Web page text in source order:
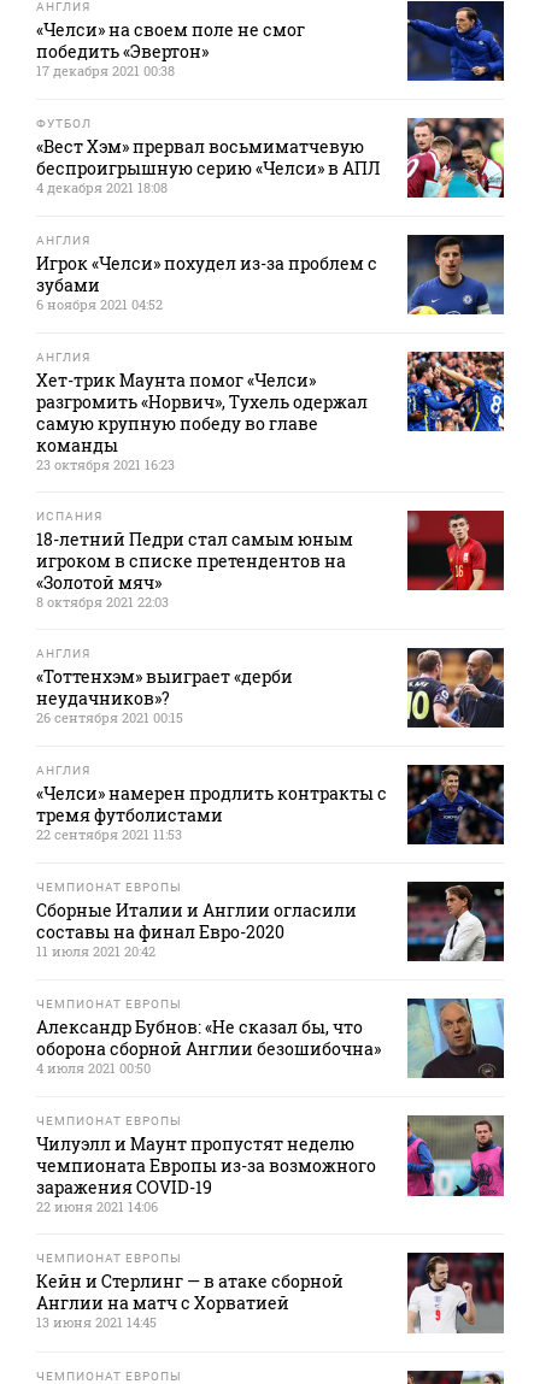
АНГЛИЯ
«Челси» на своем поле не смог
победить «Эвертон»
17 декабря 2021 00:38
ФУТБОЛ
«Вест Хэм» прервал восьмиматчевую
беспроигрышную серию «Челси» в АПЛ
4 декабря 2021 18:08
АНГЛИЯ
Игрок «Челси» похудел из-за проблем с
зубами
6 ноября 2021 04:52
АНГЛИЯ
Хет-трик Маунта помог «Челси»
разгромить «Норвич», Тухель одержал
самую крупную победу во главе
команды
23 октября 2021 16:23
ИСПАНИЯ
18-летний Педри стал самым юным
игроком в списке претендентов на
«Золотой мяч»
8 октября 2021 22:03
АНГЛИЯ
«Тоттенхэм» выиграет «дерби
неудачников»?
26 сентября 2021 00:15
АНГЛИЯ
«Челси» намерен продлить контракты с
тремя футболистами
22 сентября 2021 11:53
ЧЕМПИОНАТ ЕВРОПЫ
Сборные Италии и Англии огласили
составы на финал Евро-2020
11 июля 2021 20:42
ЧЕМПИОНАТ ЕВРОПЫ
Александр Бубнов: «Не сказал бы, что
оборона сборной Англии безошибочна»
4 июля 2021 00:50
ЧЕМПИОНАТ ЕВРОПЫ
Чилуэлл и Маунт пропустят неделю
чемпионата Европы из-за возможного
заражения COVID-19
22 июня 2021 14:06
ЧЕМПИОНАТ ЕВРОПЫ
Кейн и Стерлинг — в атаке сборной
Англии на матч с Хорватией
13 июня 2021 14:45
ЧЕМПИОНАТ ЕВРОПЫ